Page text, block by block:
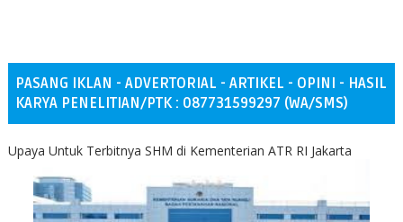
PASANG IKLAN - ADVERTORIAL - ARTIKEL - OPINI - HASIL
KARYA PENELITIAN/PTK : 087731599297 (WA/SMS)
Upaya Untuk Terbitnya SHM di Kementerian ATR RI Jakarta